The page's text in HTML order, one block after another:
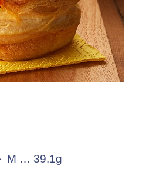
M … 39.1g